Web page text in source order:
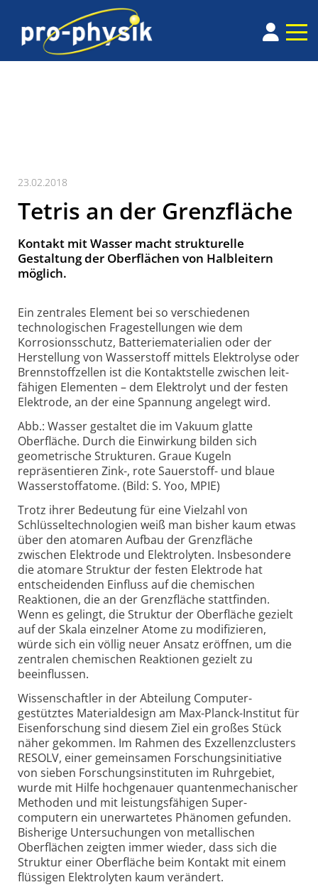
23.02.2018
Tetris an der Grenzfläche
Kontakt mit Wasser macht strukturelle
Gestaltung der Oberflächen von Halbleitern
möglich.
Ein zentrales Element bei so verschiedenen
technologischen Frage­stellungen wie dem
Korrosions­schutz, Batterie­materialien oder der
Herstellung von Wasserstoff mittels Elektrolyse oder
Brennstoff­zellen ist die Kontaktstelle zwischen leit­
fähigen Elementen – dem Elektrolyt und der festen
Elektrode, an der eine Spannung angelegt wird.
Abb.: Wasser gestaltet die im Vakuum glatte
Oberfläche. Durch die Einwirkung bilden sich
geometrische Strukturen. Graue Kugeln
repräsentieren Zink-, rote Sauerstoff- und blaue
Wasserstoffatome. (Bild: S. Yoo, MPIE)
Trotz ihrer Bedeutung für eine Vielzahl von
Schlüssel­technologien weiß man bisher kaum etwas
über den atomaren Aufbau der Grenzfläche
zwischen Elektrode und Elektrolyten. Insbesondere
die atomare Struktur der festen Elektrode hat
entscheidenden Einfluss auf die chemischen
Reaktionen, die an der Grenzfläche stattfinden.
Wenn es gelingt, die Struktur der Oberfläche gezielt
auf der Skala einzelner Atome zu modifizieren,
würde sich ein völlig neuer Ansatz eröffnen, um die
zentralen chemischen Reaktionen gezielt zu
beeinflussen.
Wissenschaftler in der Abteilung Computer­
gestütztes Material­design am Max-Planck-Institut für
Eisen­forschung sind diesem Ziel ein großes Stück
näher gekommen. Im Rahmen des Exzellenz­clusters
RESOLV, einer gemeinsamen Forschungs­initiative
von sieben Forschungs­instituten im Ruhrgebiet,
wurde mit Hilfe hoch­genauer quanten­mechanischer
Methoden und mit leistungs­fähigen Super­
computern ein unerwartetes Phänomen gefunden.
Bisherige Untersuchungen von metallischen
Oberflächen zeigten immer wieder, dass sich die
Struktur einer Oberfläche beim Kontakt mit einem
flüssigen Elektrolyten kaum verändert.